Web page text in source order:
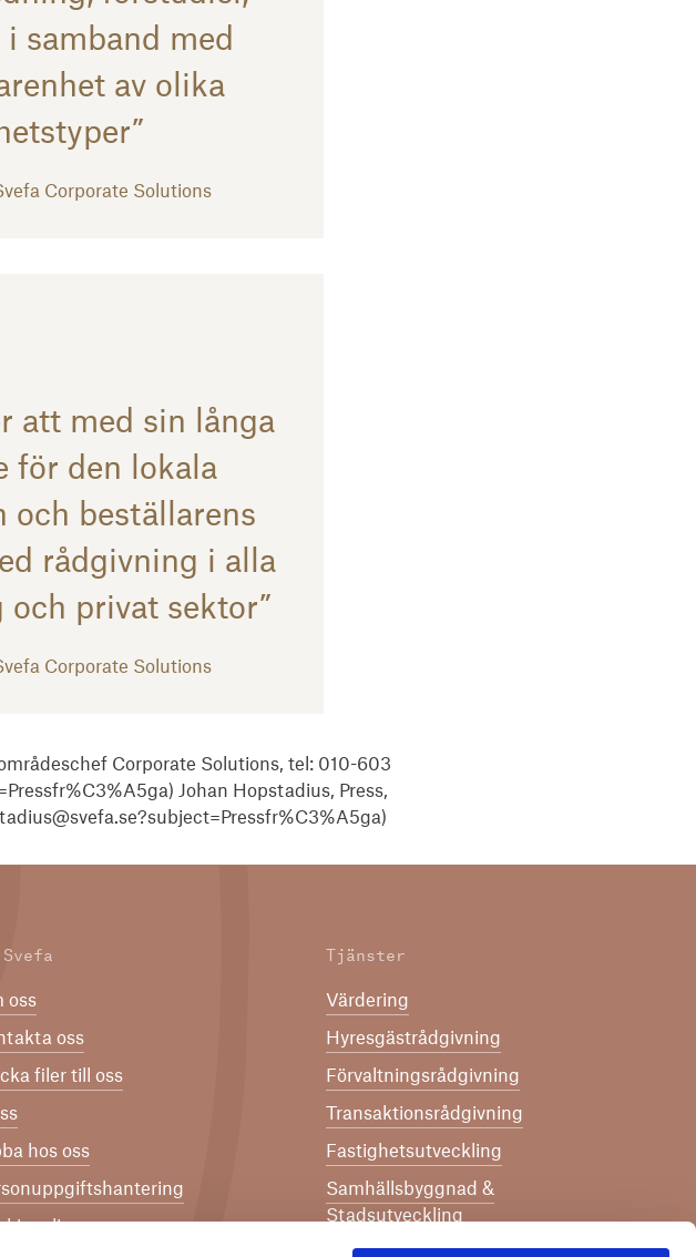
samband med
av olika
Corporate Solutions
att med sin långa
för den lokala
och beställarens
rådgivning i alla
privat sektor”
Corporate Solutions
Corporate Solutions, tel: 010-603
Johan Hopstadius, Press,
Svefa
oss
oss
filer till oss
hos oss
Tjänster
Värdering
Hyresgästrådgivning
Förvaltningsrådgivning
Transaktionsrådgivning
Fastighetsutveckling
Samhällsbyggnad &
Stadsutveckling
Strategiskt affärsstöd